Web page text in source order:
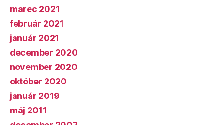
marec 2021
február 2021
január 2021
december 2020
november 2020
október 2020
január 2019
máj 2011